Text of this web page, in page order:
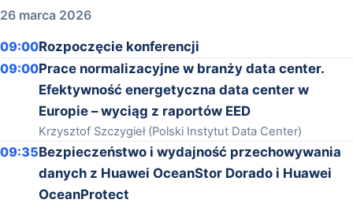
26 marca 2026
09:00Rozpoczęcie konferencji
09:00Prace normalizacyjne w branży data center.
Efektywność energetyczna data center w
Europie – wyciąg z raportów EED
Krzysztof Szczygieł (Polski Instytut Data Center)
09:35Bezpieczeństwo i wydajność przechowywania
danych z Huawei OceanStor Dorado i Huawei
OceanProtect